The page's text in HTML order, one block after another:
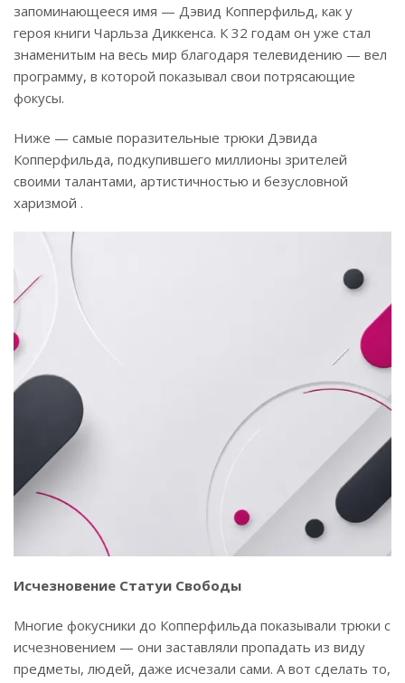
запоминающееся имя — Дэвид Копперфильд, как у
героя книги Чарльза Диккенса. К 32 годам он уже стал
знаменитым на весь мир благодаря телевидению — вел
программу, в которой показывал свои потрясающие
фокусы.
Ниже — самые поразительные трюки Дэвида
Копперфильда, подкупившего миллионы зрителей
своими талантами, артистичностью и безусловной
харизмой .
Исчезновение Статуи Свободы
Многие фокусники до Копперфильда показывали трюки с
исчезновением — они заставляли пропадать из виду
предметы, людей, даже исчезали сами. А вот сделать то,